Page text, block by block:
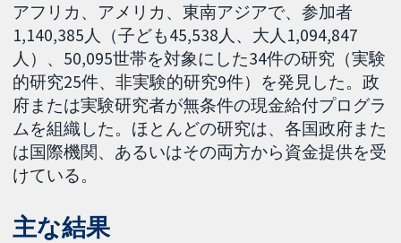
アフリカ、アメリカ、東南アジアで、参加者
1,140,385人（子ども45,538人、大人1,094,847
人）、50,095世帯を対象にした34件の研究（実験
的研究25件、非実験的研究9件）を発見した。政
府または実験研究者が無条件の現金給付プログラ
ムを組織した。ほとんどの研究は、各国政府また
は国際機関、あるいはその両方から資金提供を受
けている。
主な結果